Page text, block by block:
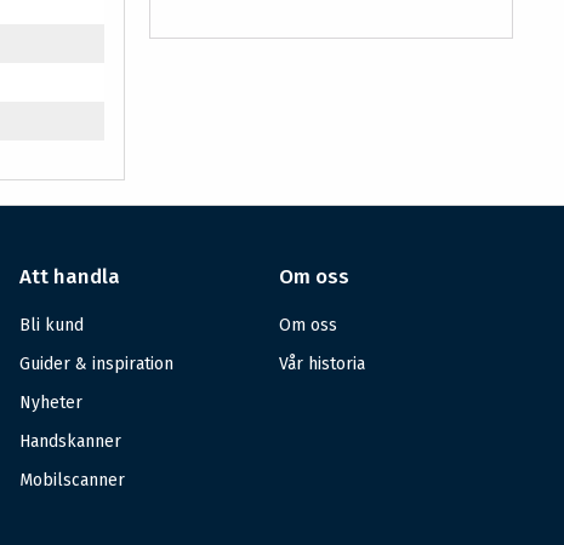
Att handla
Bli kund
Guider & inspiration
Nyheter
Handskanner
Mobilscanner
Om oss
Om oss
Vår historia